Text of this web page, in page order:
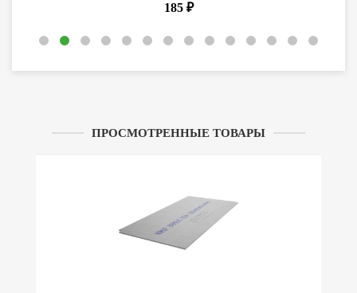
185 ₽
ПРОСМОТРЕННЫЕ ТОВАРЫ